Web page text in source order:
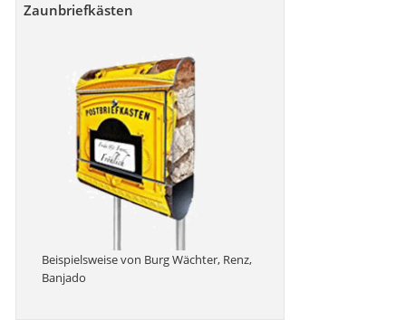
Zaunbriefkästen
Beispielsweise von Burg Wächter, Renz,
Banjado